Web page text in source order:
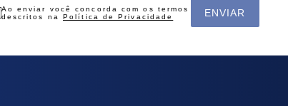
ENVIAR
Ao enviar você concorda com os termos
descritos na Política de Privacidade